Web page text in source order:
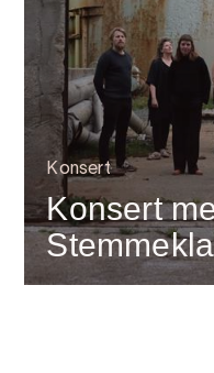
Konsert
Konsert